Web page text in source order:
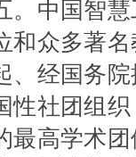
。中国智
和众多著
、经国务
性社团组
最高学术